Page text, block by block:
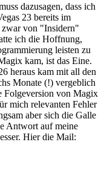
dazusagen, dass ich
23 bereits im
von "Insidern"
ich die Hoffnung,
leisten zu
kam, ist das Eine.
heraus kam mit all den
Monate (!) vergeblich
Folgeversion von Magix
mich relevanten Fehler
aber sich die Galle
Antwort auf meine
Hier die Mail: